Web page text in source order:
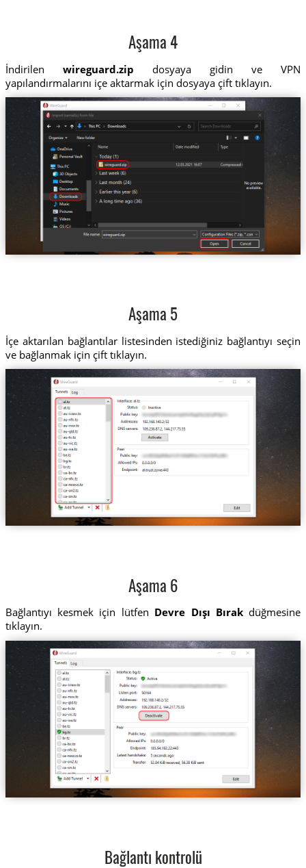
Aşama 4
İndirilen wireguard.zip dosyaya gidin ve VPN
yapılandırmalarını içe aktarmak için dosyaya çift tıklayın.
Aşama 5
İçe aktarılan bağlantılar listesinden istediğiniz bağlantıyı seçin
ve bağlanmak için çift tıklayın.
Aşama 6
Bağlantıyı kesmek için lütfen Devre Dışı Bırak düğmesine
tıklayın.
Bağlantı kontrolü